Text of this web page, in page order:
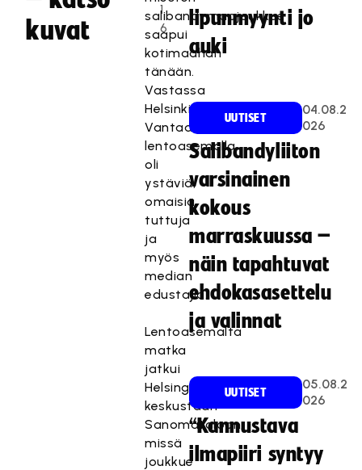
kuvat
1
6
salibandymaajoukkue
saapui
kotimaahan
tänään.
Vastassa
Helsinki-
Vantaan
lentoasemalla
oli
ystäviä,
omaisia,
tuttuja
ja
myös
median
edustajia.
Lentoasemalta
matka
jatkui
Helsingin
keskustaan
Sanomataloon,
missä
joukkue
lipunmyynti jo
auki
UUTISET
04.08.2
026
Salibandyliiton
varsinainen
kokous
marraskuussa –
näin tapahtuvat
ehdokasasettelu
ja valinnat
UUTISET
05.08.2
026
“Kannustava
ilmapiiri syntyy